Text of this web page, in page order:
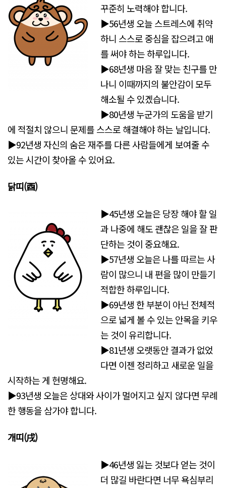
꾸준히 노력해야 합니다.
▶56년생 오늘 스트레스에 취약
하니 스스로 중심을 잡으려고 애
를 써야 하는 하루입니다.
▶68년생 마음 잘 맞는 친구를 만
나니 이때까지의 불안감이 모두
해소될 수 있겠습니다.
▶80년생 누군가의 도움을 받기
에 적절치 않으니 문제를 스스로 해결해야 하는 날입니다.
▶92년생 자신의 숨은 재주를 다른 사람들에게 보여줄 수
있는 시간이 찾아올 수 있어요.
닭띠(酉)
▶45년생 오늘은 당장 해야 할 일
과 나중에 해도 괜찮은 일을 잘 판
단하는 것이 중요해요.
▶57년생 오늘은 나를 따르는 사
람이 많으니 내 편을 많이 만들기
적합한 하루입니다.
▶69년생 한 부분이 아닌 전체적
으로 넓게 볼 수 있는 안목을 키우
는 것이 유리합니다.
▶81년생 오랫동안 결과가 없었
다면 이젠 정리하고 새로운 일을
시작하는 게 현명해요.
▶93년생 오늘은 상대와 사이가 멀어지고 싶지 않다면 무례
한 행동을 삼가야 합니다.
개띠(戌)
▶46년생 잃는 것보다 얻는 것이
더 많길 바란다면 너무 욕심부리